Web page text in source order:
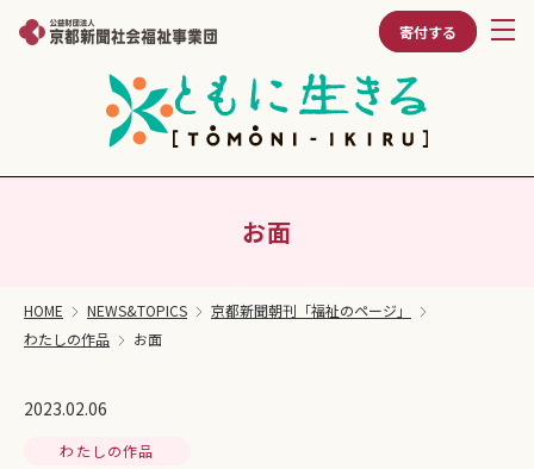
寄付する
お面
HOME NEWS&TOPICS
京都新聞朝刊「福祉のページ」
わたしの作品
お面
2023.02.06
わたしの作品